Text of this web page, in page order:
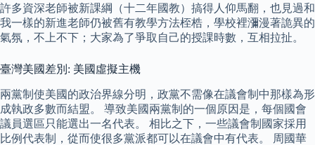
許多資深老師被新課綱（十二年國教）搞得人仰馬翻，也見過和
我一樣的新進老師仍被舊有教學方法桎梏，學校裡瀰漫著詭異的
氣氛，不上不下；大家為了爭取自己的授課時數，互相拉扯。
臺灣美國差別: 美國虛擬主機
兩黨制使美國的政治界線分明，政黨不需像在議會制中那樣為形
成執政多數而結盟。 導致美國兩黨制的一個原因是，每個國會
議員選區只能選出一名代表。 相比之下，一些議會制國家採用
比例代表制，從而使很多黨派都可以在議會中有代表。 周國華